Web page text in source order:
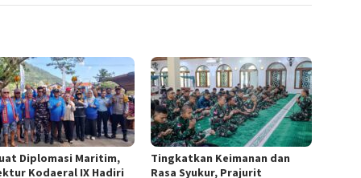
Diplomasi Maritim,
Kodaeral IX Hadiri
Tingkatkan Keimanan dan
Rasa Syukur, Prajurit